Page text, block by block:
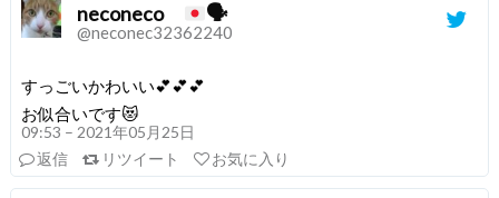
neconeco 🗣
@neconec32362240
すっごいかわいい💕💕💕
お似合いです😻
09:53 – 2021年05月25日
返信
リツイート お気に入り